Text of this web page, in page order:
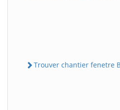
Trouver chantier fenetre